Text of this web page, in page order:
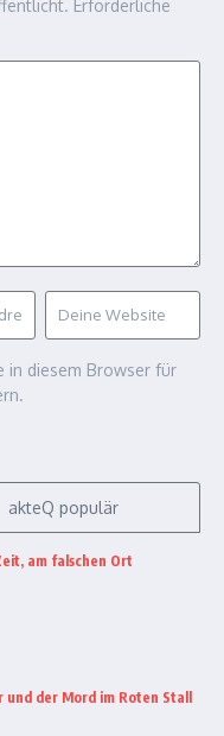
Erforderliche
in diesem Browser für
akteQ populär
am falschen Ort
der Mord im Roten Stall